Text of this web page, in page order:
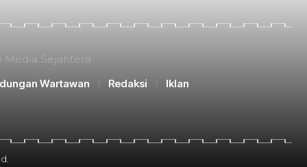
Sejahtera
Wartawan
Redaksi Iklan